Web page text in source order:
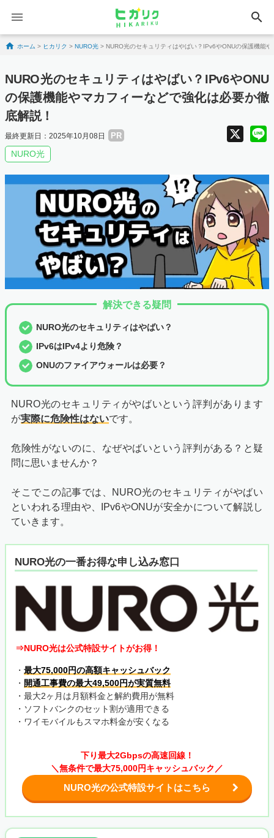
search
Skip to content
ホーム > ヒカリク > NURO光 > NURO光のセキュリティはやばい？IPv6やONUの保護機能
NURO光のセキュリティはやばい？IPv6やONU
の保護機能やマカフィーなどで強化は必要か徹
底解説！
最終更新日：2025年10月08日 PR X
NURO光
解決できる疑問
NURO光のセキュリティはやばい？
IPv6はIPv4より危険？
ONUのファイアウォールは必要？
NURO光のセキュリティがやばいという評判があります
が実際に危険性はないです。
危険性がないのに、なぜやばいという評判がある？と疑
問に思いませんか？
そこでこの記事では、NURO光のセキュリティがやばい
といわれる理由や、IPv6やONUが安全かについて解説し
ていきます。
NURO光の一番お得な申し込み窓口
⇒NURO光は公式特設サイトがお得！
・ 最大75,000円の高額キャッシュバック
・ 開通工事費の最大49,500円が実質無料
・最大2ヶ月は月額料金と解約費用が無料
・ソフトバンクのセット割が適用できる
・ワイモバイルもスマホ料金が安くなる
下り最大2Gbpsの高速回線！
＼無条件で最大75,000円キャッシュバック／
NURO光の公式特設サイトはこちら